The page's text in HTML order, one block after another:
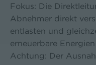
Fokus: Die
Abnehmer direkt
entlasten und
erneuerbare
Achtung: Der